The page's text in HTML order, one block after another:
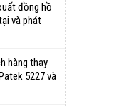
đồng hồ
và phát
hàng thay
5227 và